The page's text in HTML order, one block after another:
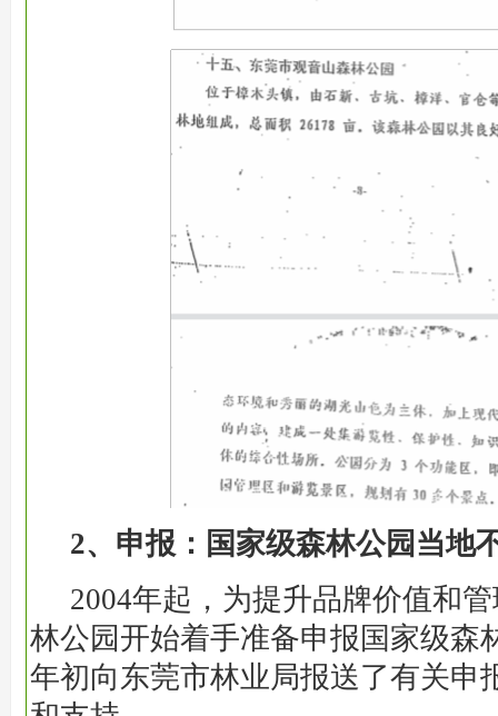
2、申报：国家级森林公园当地
2004年起，为提升品牌价值和
林公园开始着手准备申报国家级森
年初向东莞市林业局报送了有关申